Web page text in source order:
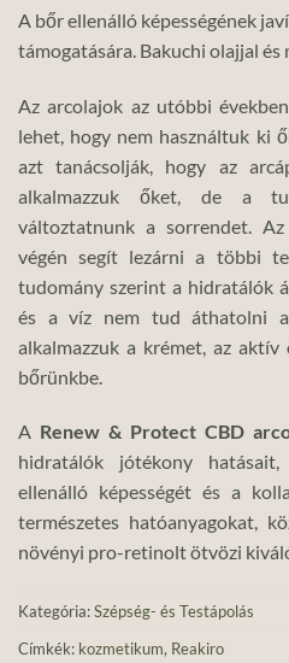
A bőr ellenálló képességének
támogatására. Bakuchi olajjal
Az arcolajok az utóbbi
lehet, hogy nem használtuk ki
azt tanácsolják, hogy az
alkalmazzuk őket, de a
változtatnunk a sorrendet.
végén segít lezárni a többi
tudomány szerint a hidratálók
és a víz nem tud áthatolni
alkalmazzuk a krémet, az
bőrünkbe.
A Renew & Protect CBD
hidratálók jótékony
ellenálló képességét és a
természetes hatóanyagokat,
növényi pro-retinolt ötvözi
Kategória:Szépség- és Testápolás
Címkék: kozmetikum, Reakiro